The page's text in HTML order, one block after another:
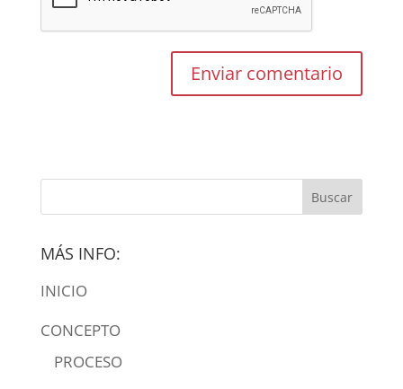
MÁS INFO:
INICIO
CONCEPTO
PROCESO